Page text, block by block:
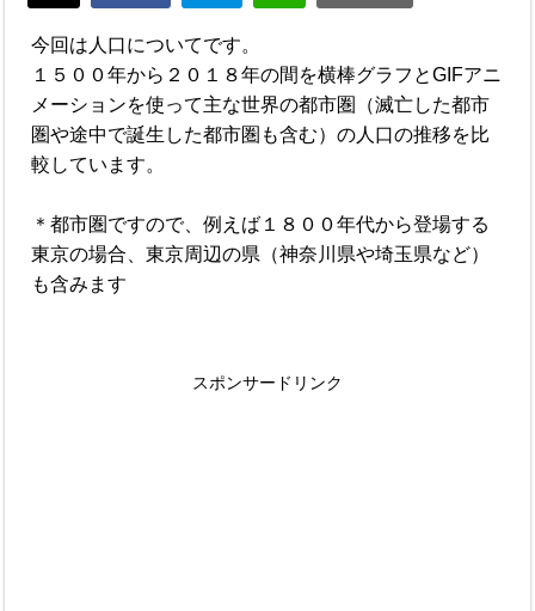
今回は人口についてです。
１５００年から２０１８年の間を横棒グラフとGIFアニ
メーションを使って主な世界の都市圏（滅亡した都市
圏や途中で誕生した都市圏も含む）の人口の推移を比
較しています。
＊都市圏ですので、例えば１８００年代から登場する
東京の場合、東京周辺の県（神奈川県や埼玉県など）
も含みます
スポンサードリンク